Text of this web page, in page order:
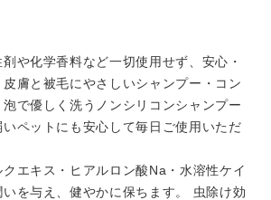
や化学香料など一切使用せず、安心・
膚と被毛にやさしいシャンプー・コン
で優しく洗うノンシリコンシャンプー
ペットにも安心して毎日ご使用いただ
エキス・ヒアルロン酸Na・水溶性ケイ
を与え、健やかに保ちます。 虫除け効